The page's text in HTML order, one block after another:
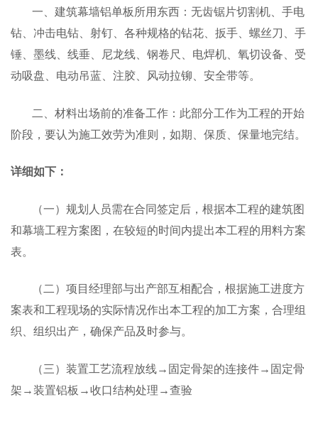
一、建筑幕墙铝单板所用东西：无齿锯片切割机、手电
钻、冲击电钻、射钉、各种规格的钻花、扳手、螺丝刀、手
锤、墨线、线垂、尼龙线、钢卷尺、电焊机、氧切设备、受
动吸盘、电动吊蓝、注胶、风动拉铆、安全带等。
二、材料出场前的准备工作：此部分工作为工程的开始
阶段，要认为施工效劳为准则，如期、保质、保量地完结。
详细如下：
（一）规划人员需在合同签定后，根据本工程的建筑图
和幕墙工程方案图，在较短的时间内提出本工程的用料方案
表。
（二）项目经理部与出产部互相配合，根据施工进度方
案表和工程现场的实际情况作出本工程的加工方案，合理组
织、组织出产，确保产品及时参与。
（三）装置工艺流程放线→固定骨架的连接件→固定骨
架→装置铝板→收口结构处理→查验